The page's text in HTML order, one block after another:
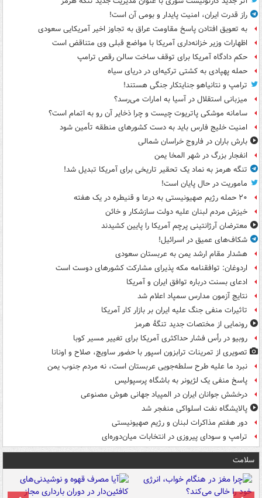
راز قدرت ایران، امنیت پایدار و بومی آن است!
به تعویق افتادن پاسخ مقاومت عراق به تجاوز اخیر آمریکایی سعودی
اظهارات وزیر خزانه‌داری آمریکا با مواضع قبلی وی متناقض است
حکم دادگاه آمریکا برای توقف ساخت سالن رقص ترامپ
حمله پهپادی به کشتی ترکیه‌ای در دریای سیاه
ترامپ و نتانیاهو جنایتکار جنگی هستند!
میزبانی استقلال در آسیا به امارات می‌رسد؟
سامانه موشکی پاتریوت چیست و چرا ذخایر آن رو به اتمام است؟
امنیت خلیج فارس باید به دست کشورهای منطقه تأمین شود
بارش باران در فاروج خراسان شمالی
انفجار بزرگ در شهر المخا یمن
تنگه هرمز به نماد یک تحقیر تاریخی برای آمریکا تبدیل شد!
ماموریت در حال پایان است!
۲۰ حمله رژیم صهیونیستی به درعا و قنیطره در یک هفته
خیزش مردم لبنان علیه دولت سازشکار و خائن
معترضان آرژانتینی پرچم آمریکا را پایین کشیدند
شکاف‌های عمیق در اسرائیل!
هشدار مقام ارشد یمن به عربستان سعودی
اردوغان: توافقنامه مکه پذیرای مشارکت کشورهای دوست است
ادعای بسنت درباره توافق ایران و آمریکا
نتایج آزمون مدارس سمپاد اعلام شد
تاثیرات منفی جنگ علیه ایران بر بازار کار آمریکا
رونمایی از مختصات جدید تنگۀ هرمز
روبیو در رأس فشار حداکثری آمریکا برای تغییر مسیر کوبا
تصویری از تمرینات ترابزون اسپور با حضور ساویچ، صلاح و اونانا
نبرد ما علیه طرح سلطه‌جویی عربستان است، نه مردم جنوب یمن
پاسخ منفی یک لژیونر به باشگاه پرسپولیس
درخشش جوانان ایران در المپیاد جهانی هوش مصنوعی
پالایشگاه نفت اسلواکی منفجر شد
دور هفتم مذاکرات لبنان و رژیم صهیونیستی
ترامپ و سودای پیروزی در انتخابات میان‌دوره‌ای
سلامت